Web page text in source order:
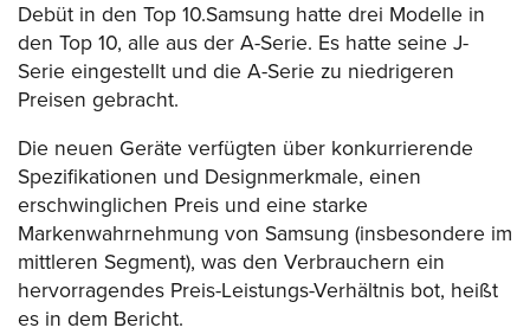
Debüt in den Top 10.Samsung hatte drei Modelle in
den Top 10, alle aus der A-Serie. Es hatte seine J-
Serie eingestellt und die A-Serie zu niedrigeren
Preisen gebracht.
Die neuen Geräte verfügten über konkurrierende
Spezifikationen und Designmerkmale, einen
erschwinglichen Preis und eine starke
Markenwahrnehmung von Samsung (insbesondere im
mittleren Segment), was den Verbrauchern ein
hervorragendes Preis-Leistungs-Verhältnis bot, heißt
es in dem Bericht.